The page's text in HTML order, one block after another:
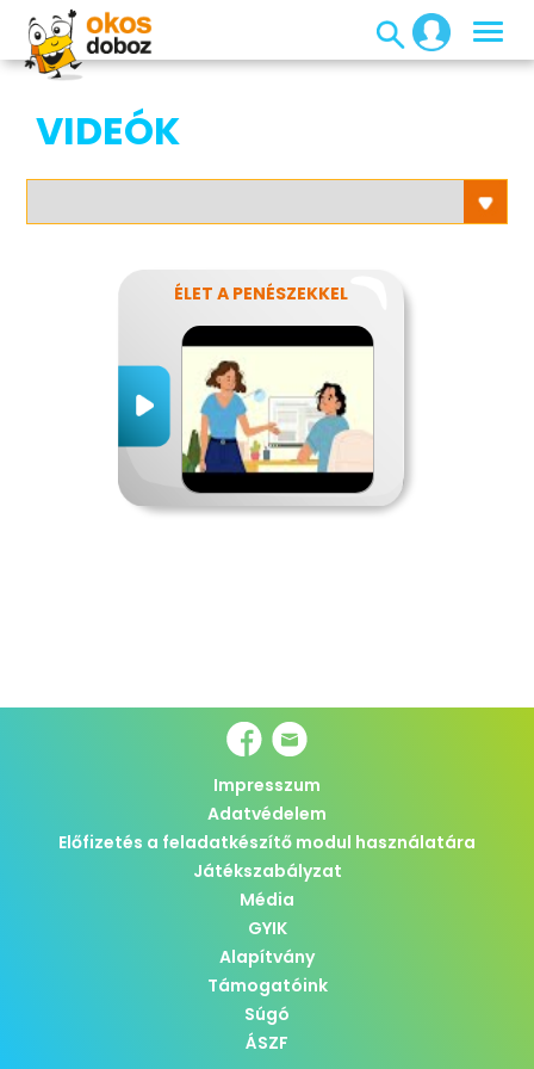
VIDEÓK
ÉLET A PENÉSZEKKEL
Impresszum
Adatvédelem
Előfizetés a feladatkészítő modul használatára
Játékszabályzat
Média
GYIK
Alapítvány
Támogatóink
Súgó
ÁSZF